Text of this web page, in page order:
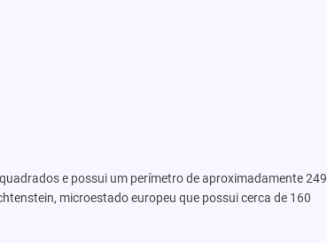
e possui um perímetro de aproximadamente 249
microestado europeu que possui cerca de 160